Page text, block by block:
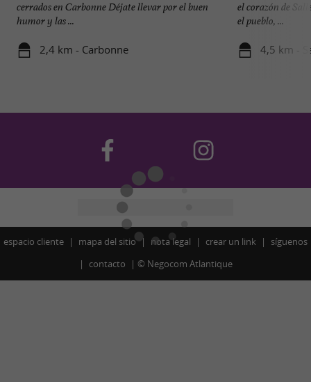
cerrados en Carbonne Déjate llevar por el buen
humor y las ...
2,4 km - Carbonne
el corazón de
el pueblo, ...
4,5 km -
espacio cliente mapa del sitio nota legal crear un link
síguenos
contacto
© Negocom Atlantique